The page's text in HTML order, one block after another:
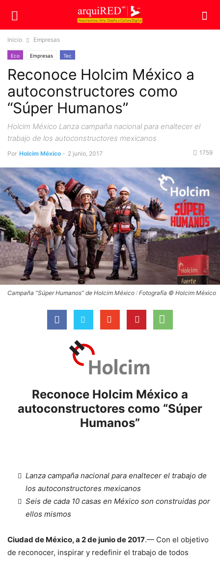
Inicio Empresas
Eco Empresas Tec
Reconoce Holcim México a
autoconstructores como
“Súper Humanos”
Holcim México Lanza campaña nacional para enaltecer el
trabajo de los autoconstructores mexicanos
Por Holcim México - 2 junio, 2017 1759
Campaña “Súper Humanos” de Holcim México : Fotografía © Holcim México
Reconoce Holcim México a
autoconstructores como “Súper
Humanos”
Lanza campaña nacional para enaltecer el trabajo de
los autoconstructores mexicanos
Seis de cada 10 casas en México son construidas por
ellos mismos
Ciudad de México, a 2 de junio de 2017.— Con el objetivo
de reconocer, inspirar y redefinir el trabajo de todos